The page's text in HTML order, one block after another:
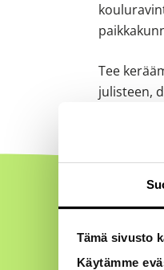
Tämä sivusto
Käytämme
Tee
julisteen,